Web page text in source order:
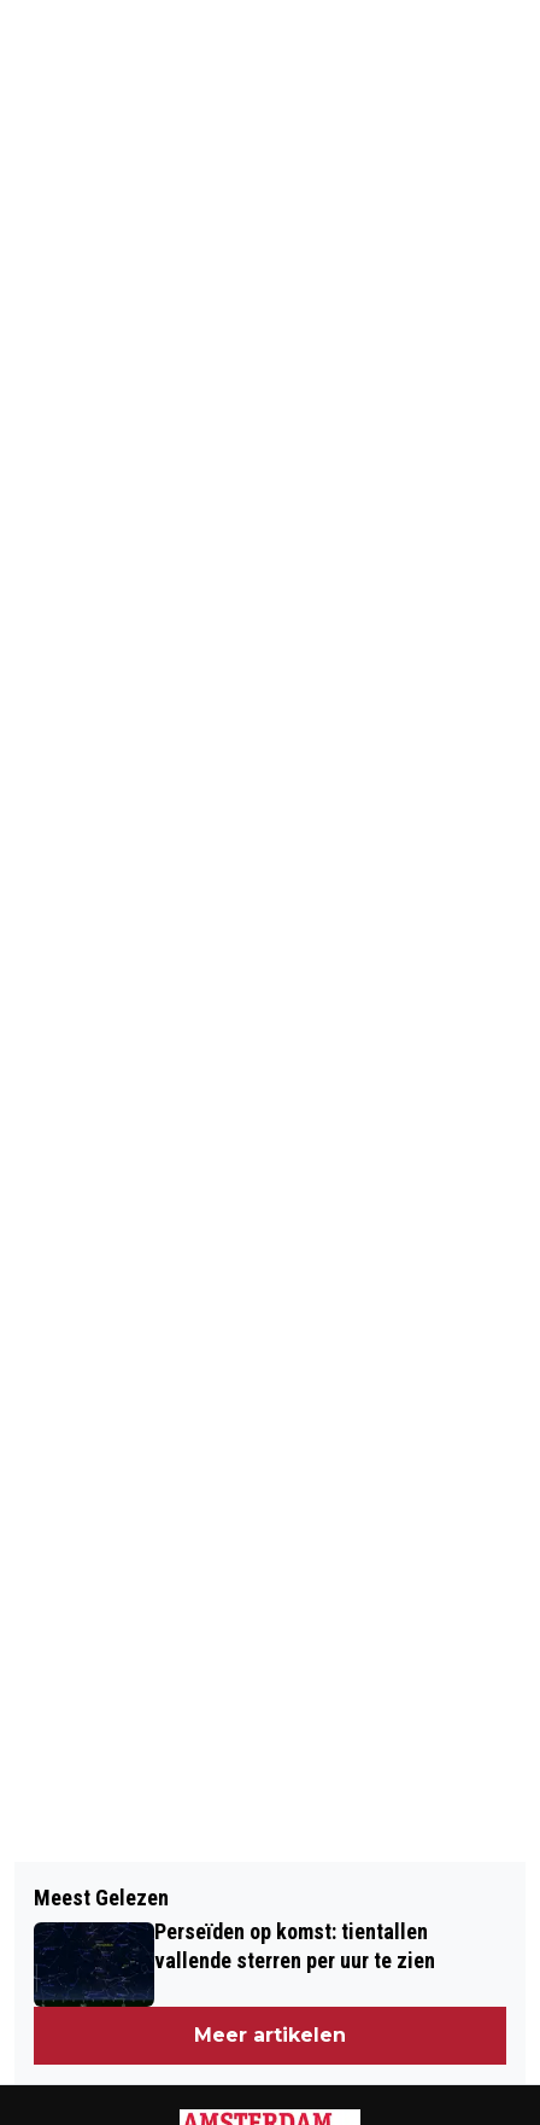
OUDEREN VAKER SLACHTOFFER VAN
GEWELD
IN HALFJAAR 110 AANHOUDINGEN OM
MENSENSMOKKEL
Meest Gelezen
Perseïden op komst: tientallen
vallende sterren per uur te zien
Meer artikelen